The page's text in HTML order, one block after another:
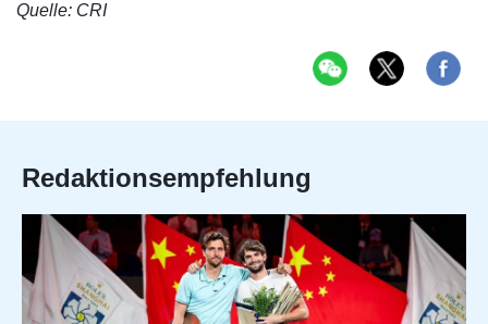
Quelle: CRI
Redaktionsempfehlung